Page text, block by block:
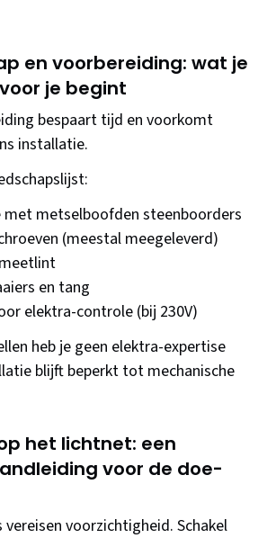
en voorbereiding: wat je
je begint
bespaart tijd en voorkomt
installatie.
met metselboofden steenboorders
(meestal meegeleverd)
en tang
elektra-controle (bij 230V)
heb je geen elektra-expertise
blijft beperkt tot mechanische
het lichtnet: een
voor de doe-
vereisen voorzichtigheid. Schakel